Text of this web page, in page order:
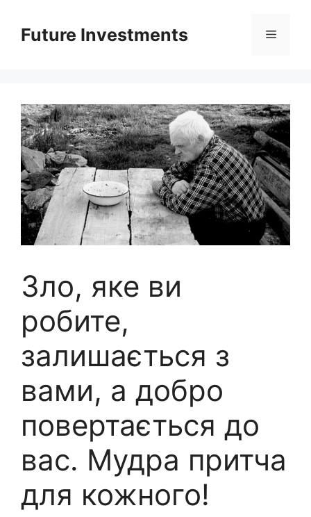
вмістуFuture Investments Меню
Зло, яке ви
робите,
залишається з
вами, а добро
повертається до
вас. Мудра притча
для кожного!